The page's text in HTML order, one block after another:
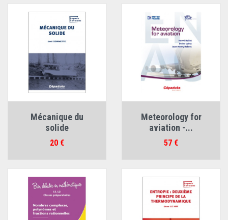
Mécanique du
solide
Prix
20 €
Meteorology for
aviation -...
Prix
57 €